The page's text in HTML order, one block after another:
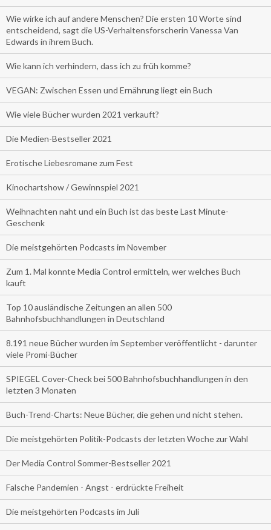
Wie wirke ich auf andere Menschen? Die ersten 10 Worte sind
entscheidend, sagt die US-Verhaltensforscherin Vanessa Van
Edwards in ihrem Buch.
Wie kann ich verhindern, dass ich zu früh komme?
VEGAN: Zwischen Essen und Ernährung liegt ein Buch
Wie viele Bücher wurden 2021 verkauft?
Die Medien-Bestseller 2021
Erotische Liebesromane zum Fest
Kinochartshow / Gewinnspiel 2021
Weihnachten naht und ein Buch ist das beste Last Minute-
Geschenk
Die meistgehörten Podcasts im November
Zum 1. Mal konnte Media Control ermitteln, wer welches Buch
kauft
Top 10 ausländische Zeitungen an allen 500
Bahnhofsbuchhandlungen in Deutschland
8.191 neue Bücher wurden im September veröffentlicht - darunter
viele Promi-Bücher
SPIEGEL Cover-Check bei 500 Bahnhofsbuchhandlungen in den
letzten 3 Monaten
Buch-Trend-Charts: Neue Bücher, die gehen und nicht stehen.
Die meistgehörten Politik-Podcasts der letzten Woche zur Wahl
Der Media Control Sommer-Bestseller 2021
Falsche Pandemien - Angst - erdrückte Freiheit
Die meistgehörten Podcasts im Juli